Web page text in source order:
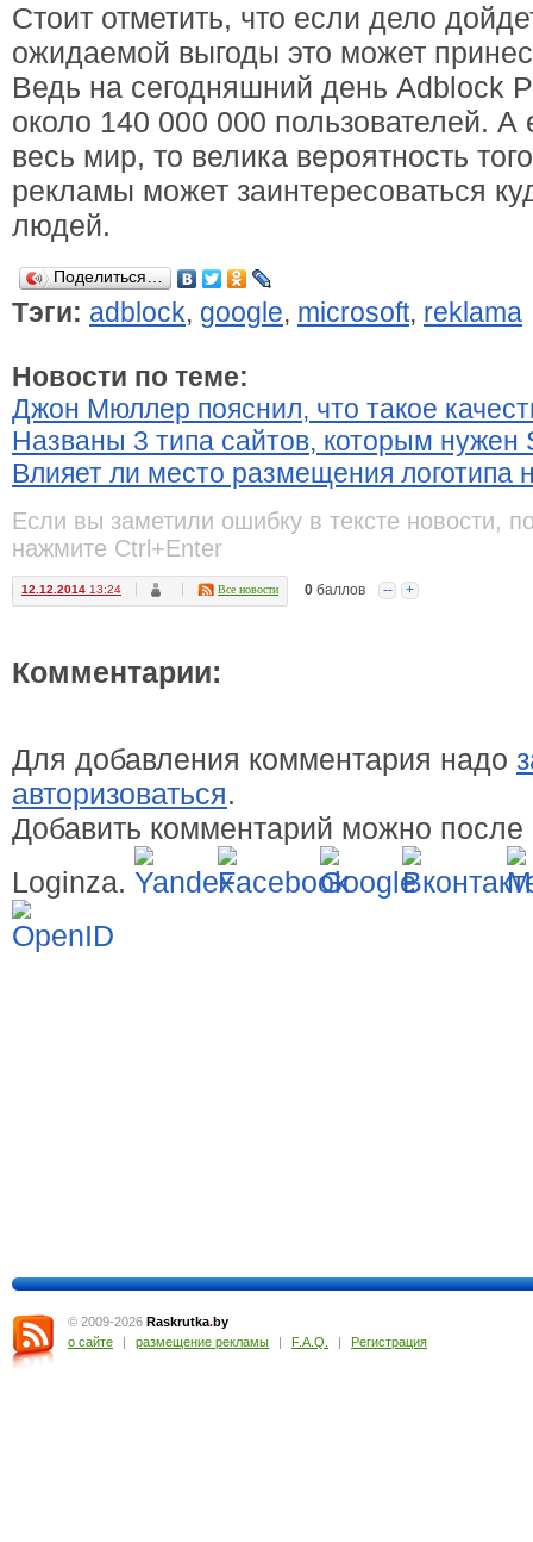
Стоит отметить, что если дело
ожидаемой выгоды это может
Ведь на сегодняшний день Adblock
около 140 000 000 пользователей.
весь мир, то велика вероятность
рекламы может заинтересоваться
людей.
Поделиться…
Тэги: adblock, google, microsoft, reklama
Новости по теме:
Джон Мюллер пояснил, что такое
Названы 3 типа сайтов, которым нужен
Влияет ли место размещения логотипа
Если вы заметили ошибку в тексте новости,
нажмите Ctrl+Enter
12.12.2014 13:24 Все новости 0 баллов -- +
Комментарии:
Для добавления комментария надо
авторизоваться.
Добавить комментарий можно после
Loginza.
© 2009-2026 Raskrutka.by
о сайте
| размещение рекламы | F.A.Q. | Регистрация